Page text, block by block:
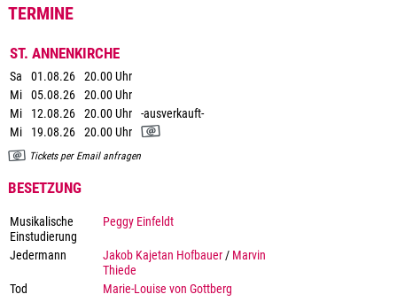
TERMINE
ST. ANNENKIRCHE
Sa 01.08.26 20.00 Uhr
Mi 05.08.26 20.00 Uhr
Mi
12.08.26 20.00 Uhr -ausverkauft-
Mi
19.08.26 20.00 Uhr
Tickets per Email anfragen
BESETZUNG
Musikalische
Einstudierung
Peggy Einfeldt
Jedermann Jakob Kajetan Hofbauer/ Marvin
Thiede
Tod
Marie-Louise von Gottberg